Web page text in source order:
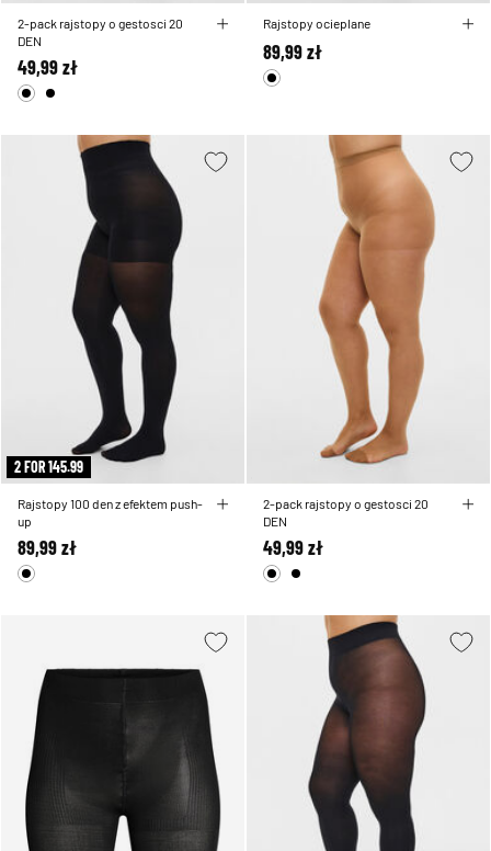
2-pack rajstopy o gestosci 20
DEN
49,99 zł
Rajstopy ocieplane
89,99 zł
2 FOR 145.99
Rajstopy 100 den z efektem push-
up
89,99 zł
2-pack rajstopy o gestosci 20
DEN
49,99 zł